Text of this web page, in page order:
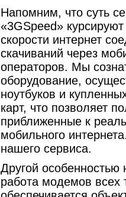
Напомним, что суть
«3GSpeed»
скорости интернет
скачиваний через
операторов. Мы
оборудование,
ноутбуков и
карт, что позволяет
приближенные к
мобильного
нашего сервиса.
Другой
работа модемов всех